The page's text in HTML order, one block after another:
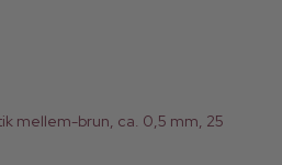
mellem-brun, ca. 0,5 mm, 25